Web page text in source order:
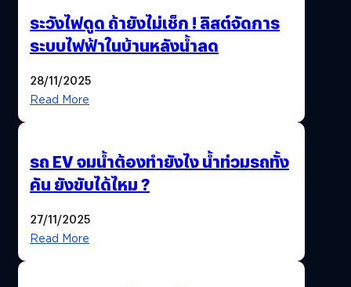
ระวังไฟดูด ถ้ายังไม่เช็ก ! ลิสต์จัดการ
ระบบไฟฟ้าในบ้านหลังน้ำลด
28/11/2025
Read More
รถ EV จมน้ำต้องทำยังไง น้ำท่วมรถทั้ง
คัน ยังขับได้ไหม ?
27/11/2025
Read More